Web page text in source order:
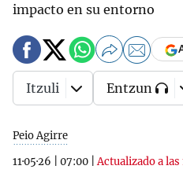
impacto en su entorno
Peio Agirre
11·05·26
07:00 |Actualizado a las
Itzuli Entzun